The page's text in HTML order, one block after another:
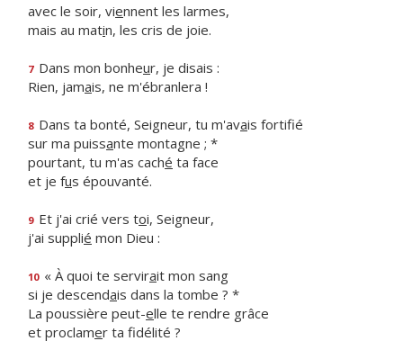
avec le soir, viennent les larmes,
mais au matin, les cris de joie.
7 Dans mon bonheur, je disais :
Rien, jamais, ne m'ébranlera !
8 Dans ta bonté, Seigneur, tu m'avais fortifié
sur ma puissante montagne ; *
pourtant, tu m'as caché ta face
et je fus épouvanté.
9 Et j'ai crié vers toi, Seigneur,
j'ai supplié mon Dieu :
10 « À quoi te servirait mon sang
si je descendais dans la tombe ? *
La poussière peut-elle te rendre grâce
et proclamer ta fidélité ?